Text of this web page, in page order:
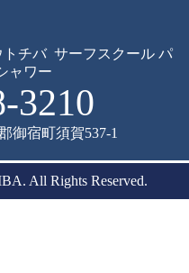
チバ サーフスクール パ
ャワー
3210
御宿町須賀537-1
All Rights Reserved.